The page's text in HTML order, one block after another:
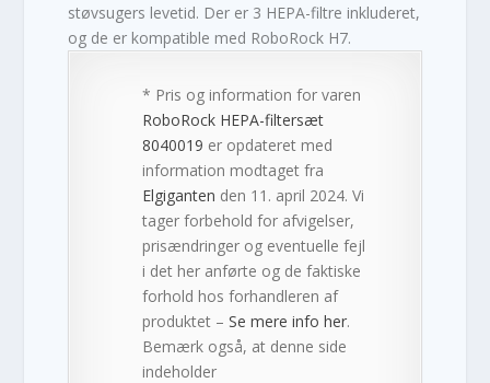
støvsugers levetid. Der er 3 HEPA-filtre inkluderet,
og de er kompatible med RoboRock H7.
* Pris og information for varen
RoboRock HEPA-filtersæt
8040019 er opdateret med
information modtaget fra
Elgiganten den 11. april 2024. Vi
tager forbehold for afvigelser,
prisændringer og eventuelle fejl
i det her anførte og de faktiske
forhold hos forhandleren af
produktet –Se mere info her.
Bemærk også, at denne side
indeholder